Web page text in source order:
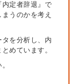
内定者辞退』で
うのかを考え
を分析し、内
めています。